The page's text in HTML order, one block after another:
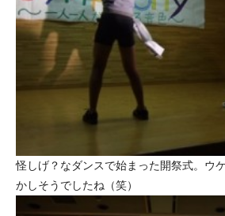
怪しげ？なダンスで始まった開祭式。ウ
かしそうでしたね（笑）